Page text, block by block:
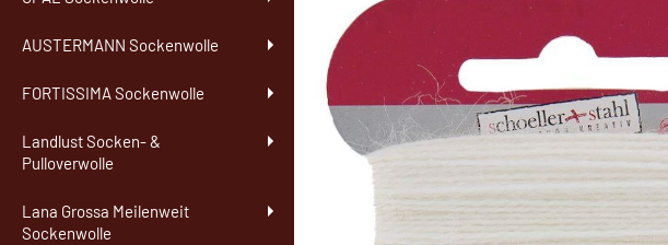
AUSTERMANN Sockenwolle
FORTISSIMA Sockenwolle
Landlust Socken- &
Pulloverwolle
Lana Grossa Meilenweit
Sockenwolle